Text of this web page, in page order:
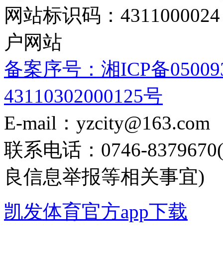
网站标识码：
户网站
备案序号：湘ICP备
43110302000125号
E-mail：yzcity@163.com
联系电话：0746-
良信息举报等相关事宜)
凯发体育官方app下载